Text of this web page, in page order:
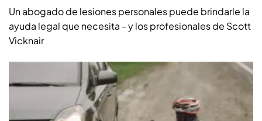
Un abogado de lesiones personales puede brindarle la
ayuda legal que necesita - y los profesionales de Scott
Vicknair